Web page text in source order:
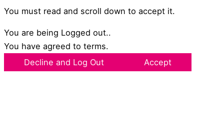
You must read and scroll down to accept it.
You are being Logged out..
You have agreed to terms.
Decline and Log Out
Accept